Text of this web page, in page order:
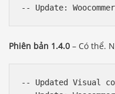
Phiên bản 1.4.0 – Có thể.
-- Updated Visual